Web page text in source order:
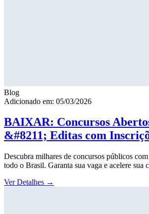
Blog
Adicionado em: 05/03/2026
BAIXAR: Concursos
&#8211; Editas com
Descubra milhares de concursos públicos
todo o Brasil. Garanta sua vaga e acelere sua
Ver Detalhes →